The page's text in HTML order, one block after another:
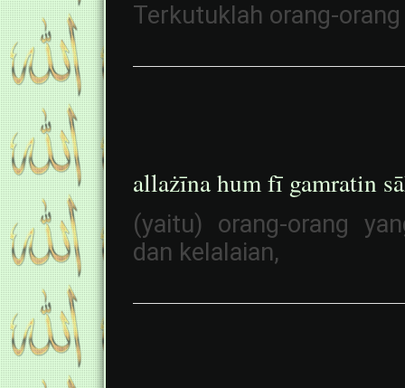
Terkutuklah orang-
allażīna hum fī gamratin
(yaitu) orang-orang
dan kelalaian,